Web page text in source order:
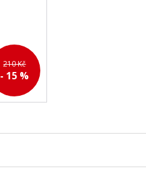
210 Kč
- 15 %